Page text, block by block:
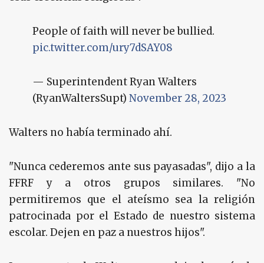
People of faith will never be bullied.
pic.twitter.com/ury7dSAY08
— Superintendent Ryan Walters
(RyanWaltersSupt) November 28, 2023
Walters no había terminado ahí.
"Nunca cederemos ante sus payasadas", dijo a la
FFRF y a otros grupos similares. "No
permitiremos que el ateísmo sea la religión
patrocinada por el Estado de nuestro sistema
escolar. Dejen en paz a nuestros hijos".